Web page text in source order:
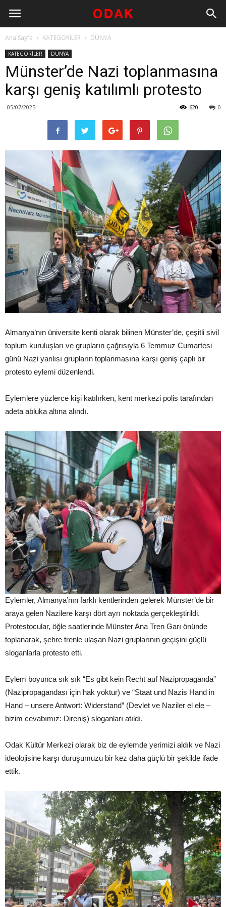
Ana Sayfa KATEGORİLER DÜNYA
KATEGORİLER DÜNYA
Münster’de Nazi toplanmasına
karşı geniş katılımlı protesto
05/07/2025 0
620
Almanya’nın üniversite kenti olarak bilinen Münster’de, çeşitli sivil
toplum kuruluşları ve grupların çağrısıyla 6 Temmuz Cumartesi
günü Nazi yanlısı grupların toplanmasına karşı geniş çaplı bir
protesto eylemi düzenlendi.
Eylemlere yüzlerce kişi katılırken, kent merkezi polis tarafından
adeta abluka altına alındı.
Eylemler, Almanya’nın farklı kentlerinden gelerek Münster’de bir
araya gelen Nazilere karşı dört ayrı noktada gerçekleştirildi.
Protestocular, öğle saatlerinde Münster Ana Tren Garı önünde
toplanarak, şehre trenle ulaşan Nazi gruplarının geçişini güçlü
sloganlarla protesto etti.
Eylem boyunca sık sık “Es gibt kein Recht auf Nazipropaganda”
(Nazipropagandası için hak yoktur) ve “Staat und Nazis Hand in
Hand – unsere Antwort: Widerstand” (Devlet ve Naziler el ele –
bizim cevabımız: Direniş) sloganları atıldı.
Odak Kültür Merkezi olarak biz de eylemde yerimizi aldık ve Nazi
ideolojisine karşı duruşumuzu bir kez daha güçlü bir şekilde ifade
ettik.